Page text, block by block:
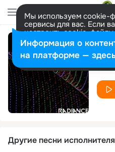
Мы используем cookie-
сервисы для вас. Если
настроить cookie-
представитель. Больше
Разрешить все
Другие песни исполнителя
Информация о
на платформе —